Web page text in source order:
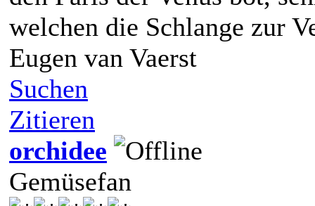
welchen die Schlange zur
Eugen van Vaerst
Suchen
Zitieren
orchidee
Gemüsefan